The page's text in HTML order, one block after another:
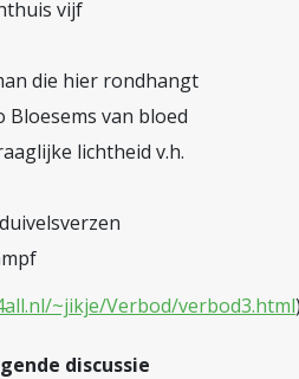
vijf
die hier rondhangt
Bloesems van bloed
lichtheid v.h.
~jikje/Verbod/verbod3.html
discussie